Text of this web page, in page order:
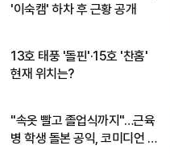
'이숙캠' 하차 후 근황 공개
13호 태풍 '돌핀'·15호 '찬홈'
현재 위치는?
"속옷 빨고 졸업식까지"…근육
병 학생 돌본 공익, 코미디언 김